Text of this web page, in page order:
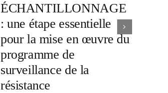
ÉCHANTILLONNAGE
: une étape essentielle
pour la mise en œuvre du
programme de
surveillance de la
résistance